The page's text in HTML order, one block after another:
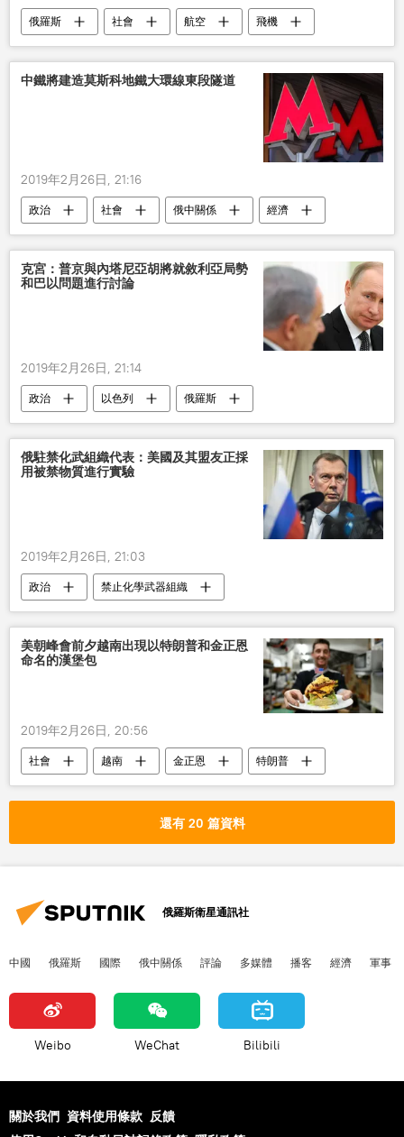
俄羅斯 社會 航空
飛機
嬰兒
中鐵將建造莫斯科地鐵大環線東段隧道
2019年2月26日, 21:16
政治 社會 俄中關係
經濟
地鐵
克宮：普京與內塔尼亞胡將就敘利亞局勢
和巴以問題進行討論
2019年2月26日, 21:14
政治 以色列 俄羅斯
俄駐禁化武組織代表：美國及其盟友正採
用被禁物質進行實驗
2019年2月26日, 21:03
政治 禁止化學武器組織
美朝峰會前夕越南出現以特朗普和金正恩
命名的漢堡包
2019年2月26日, 20:56
社會 越南 金正恩
特朗普
漢堡
還有 20 篇資料
俄羅斯衛星通訊社
中國 俄羅斯 國際 俄中關係 評論 多媒體 播客 經濟 軍事
Weibo WeChat Bilibili
關於我們 資料使用條款 反饋